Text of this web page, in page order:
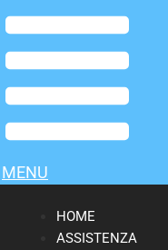
Flyout
Menu
MENU
HOME
ASSISTENZA